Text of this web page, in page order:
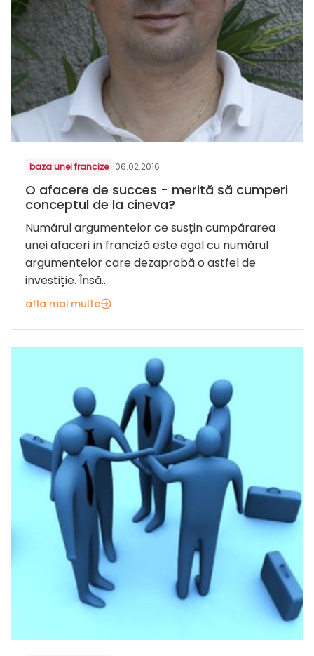
baza unei francize 06.02.2016
O afacere de succes - merită să cumperi
conceptul de la cineva?
Numărul argumentelor ce susțin cumpărarea
unei afaceri în franciză este egal cu numărul
argumentelor care dezaprobă o astfel de
investiție. Însă...
afla mai multe